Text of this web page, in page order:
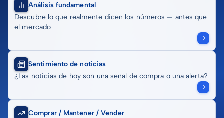
Análisis fundamental
Descubre lo que realmente dicen los números — antes que
el mercado
Sentimiento de noticias
¿Las noticias de hoy son una señal de compra o una alerta?
Comprar / Mantener / Vender